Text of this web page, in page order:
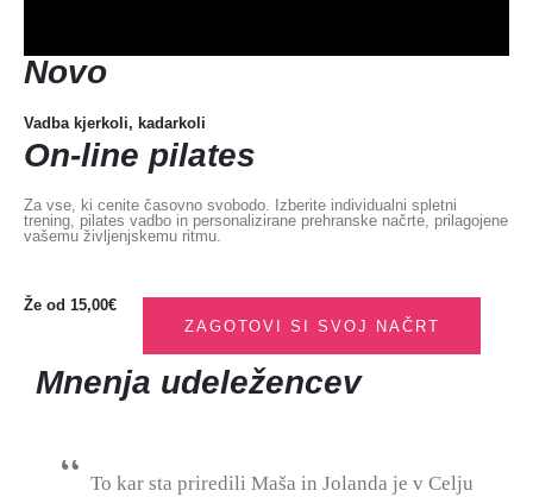
Novo
Vadba kjerkoli, kadarkoli
On-line pilates
Za vse, ki cenite časovno svobodo. Izberite individualni spletni
trening, pilates vadbo in personalizirane prehranske načrte, prilagojene
vašemu življenjskemu ritmu.
Že od 15,00€
ZAGOTOVI SI SVOJ NAČRT
Mnenja udeležencev
To kar sta priredili Maša in Jolanda je v Celju